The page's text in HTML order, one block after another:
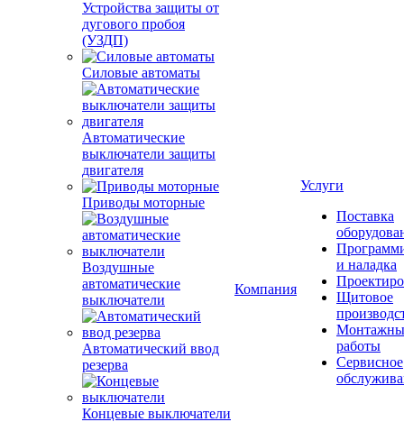
Устройства защиты от
дугового пробоя
(УЗДП)
Силовые автоматы
Автоматические
выключатели защиты
двигателя
Приводы моторные
Воздушные
автоматические
выключатели
Автоматический ввод
резерва
Концевые выключатели
Компания
Услуги
Поставка
и наладка
Щитовое
работы
Сервисное